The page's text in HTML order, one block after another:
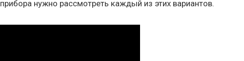
нужно рассмотреть каждый из этих вариантов.